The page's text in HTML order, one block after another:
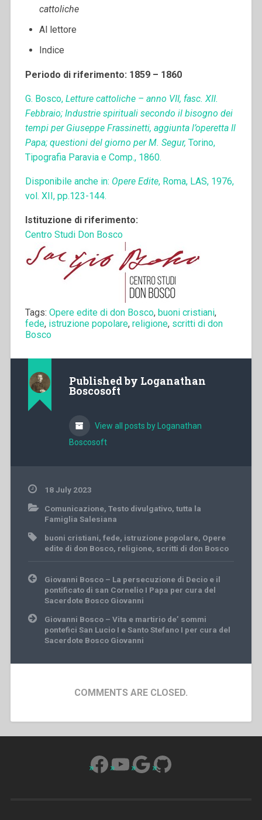
cattoliche
Al lettore
Indice
Periodo di riferimento: 1859 – 1860
G. Bosco, Letture cattoliche – anno VII, fasc. XII.
Febbraio; Industrie spirituali secondo il bisogno dei
tempi per Giuseppe Frassinetti, aggiunta l’operetta Il
Papa; questioni del giorno per M. Segur, Torino,
Tipografia Paravia e Comp., 1860.
Disponibile anche in: Opere Edite, Roma, LAS, 1976,
vol. XII, pp.123-144.
Istituzione di riferimento:
Centro Studi Don Bosco
Tags: Opere edite di don Bosco, buoni cristiani,
fede, istruzione popolare, religione, scritti di don
Bosco
Published by Loganathan
Boscosoft
View all posts by Loganathan
Boscosoft
18 July 2023
Comunicazione, Testo divulgativo, tutta la
Famiglia Salesiana
buoni cristiani, fede, istruzione popolare, Opere
edite di don Bosco, religione, scritti di don Bosco
Post
navigation
Giovanni Bosco – La persecuzione di Decio e il
pontificato di san Cornelio I Papa per cura del
Sacerdote Bosco Giovanni
Giovanni Bosco – Vita e martirio de’ sommi
pontefici San Lucio I e Santo Stefano I per cura del
Sacerdote Bosco Giovanni
COMMENTS ARE CLOSED.
Facebook
YouTube
Google
GitHub